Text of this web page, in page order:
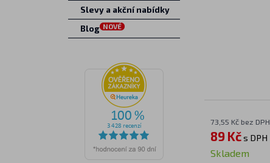
73,55 Kč bez DPH
89 Kčs DPH
Skladem
Slevy a akční nabídky
Blog NOVÉ